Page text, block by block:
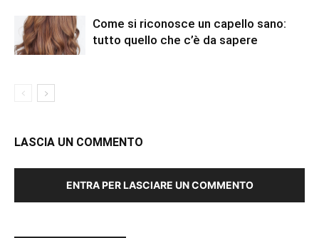
Come si riconosce un capello sano:
tutto quello che c’è da sapere
LASCIA UN COMMENTO
ENTRA PER LASCIARE UN COMMENTO